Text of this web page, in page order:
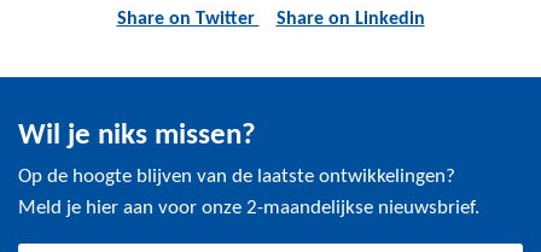
Share on Twitter Share on Linkedin
Wil je niks missen?
Op de hoogte blijven van de laatste ontwikkelingen?
Meld je hier aan voor onze 2-maandelijkse nieuwsbrief.